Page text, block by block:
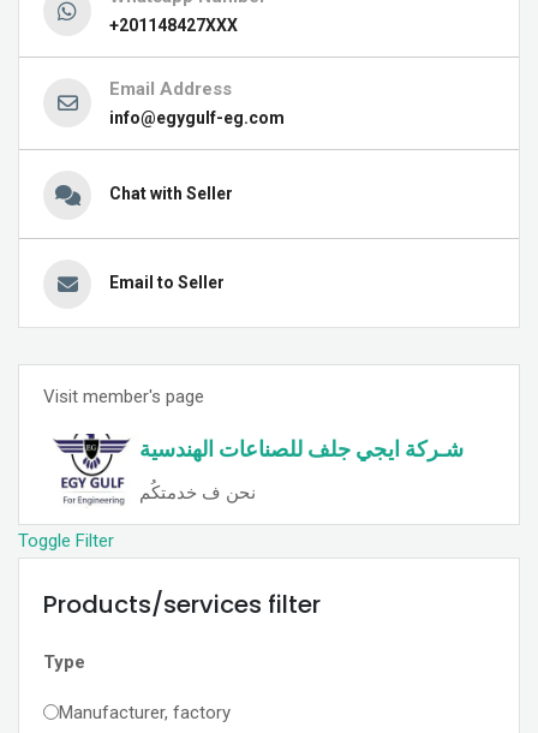
+201148427XXX
Email Address
info@egygulf-eg.com
Chat with Seller
Email to Seller
Visit member's page
شـركة ايجي جلف للصناعات الهندسية
نحن ف خدمتكُم
Toggle Filter
Products/services filter
Type
Manufacturer, factory